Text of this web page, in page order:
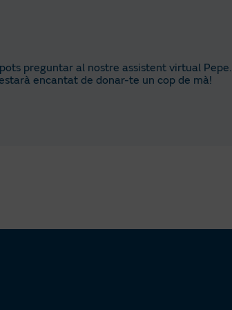
preguntar al nostre assistent virtual Pepe.
encantat de donar-te un cop de mà!